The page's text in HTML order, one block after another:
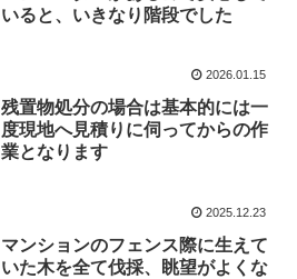
いると、いきなり階段でした
2026.01.15
残置物処分の場合は基本的には一
度現地へ見積りに伺ってからの作
業となります
2025.12.23
マンションのフェンス際に生えて
いた木を全て伐採、眺望がよくな